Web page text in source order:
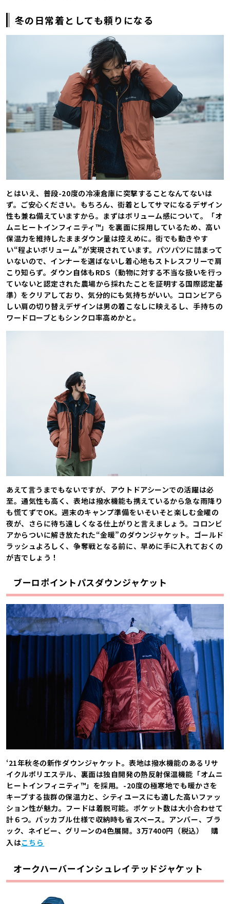
冬の日常着としても頼りになる
とはいえ、普段-20度の冷凍倉庫に突撃することなんてないは
ず。ご安心ください。もちろん、街着としてサマになるデザイン
性も兼ね備えていますから。まずはボリューム感について。「オ
ムニヒートインフィニティ™」を裏面に採用しているため、高い
保温力を維持したままダウン量は控えめに。街でも動きやす
い“程よいボリューム”が実現されています。パツパツに詰まって
いないので、インナーを選ばないし着心地もストレスフリーで肩
こり知らず。ダウン自体もRDS（動物に対する不当な扱いを行っ
ていないと認定された農場から採れたことを証明する国際認定基
準）をクリアしており、気分的にも気持ちがいい。コロンビアら
しい肩の切り替えデザインは男の着こなしに映えるし、手持ちの
ワードローブともシンクロ率高めかと。
あえて言うまでもないですが、アウトドアシーンでの活躍は必
至。通気性も高く、表地は撥水機能も携えているから急な雨降り
も慌てずでOK。週末のキャンプ準備をいそいそと楽しむ金曜の
夜が、さらに待ち遠しくなる仕上がりと言えましょう。コロンビ
アからついに解き放たれた“金暖”のダウンジャケット。ゴールド
ラッシュよろしく、争奪戦となる前に、早めに手に入れておくの
が吉でしょう！
ブーロポイントパスダウンジャケット
‘21年秋冬の新作ダウンジャケット。表地は撥水機能のあるリサ
イクルポリエステル、裏面は独自開発の熱反射保温機能「オムニ
ヒートインフィニティ™」を採用。-20度の極寒地でも暖かさを
キープする抜群の保温力と、シティユースにも適した高いファッ
ション性が魅力。フードは着脱可能。ポケット数は大小合わせて
計６つ。パッカブル仕様で収納時も省スペース。アンバー、ブラ
ック、ネイビー、グリーンの4色展開。3万7400円（税込） 購
入はこちら
オークハーバーインシュレイテッドジャケット